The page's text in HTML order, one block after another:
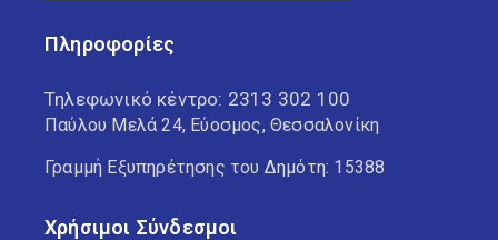
Πληροφορίες
Τηλεφωνικό κέντρο: 2313 302 100
Παύλου Μελά 24, Εύοσμος, Θεσσαλονίκη
Γραμμή Εξυπηρέτησης του Δημότη: 15388
Χρήσιμοι Σύνδεσμοι